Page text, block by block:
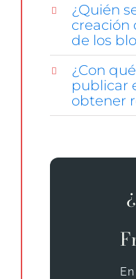
¿Quién
creación
de los
¿Con
publicar
obtener